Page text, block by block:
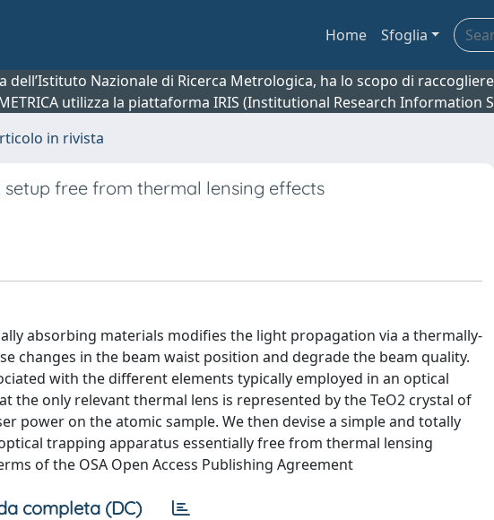
Home Sfoglia
dell’Istituto Nazionale di Ricerca Metrologica, ha lo scopo di
utilizza la piattaforma IRIS (Institutional Research Information
in rivista
free from thermal lensing effects
absorbing materials modifies the light propagation via a thermally-
changes in the beam waist position and degrade the beam quality.
with the different elements typically employed in an optical
only relevant thermal lens is represented by the TeO2 crystal of
power on the atomic sample. We then devise a simple and totally
trapping apparatus essentially free from thermal lensing
of the OSA Open Access Publishing Agreement
completa (DC)